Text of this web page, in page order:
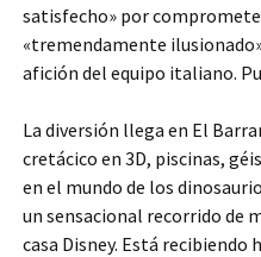
satisfecho» por
«tremendamente
afición del equipo italiano.
La diversión llega en El
cretácico en 3D, piscinas,
en el mundo de los
un sensacional recorrido de
casa Disney. Está